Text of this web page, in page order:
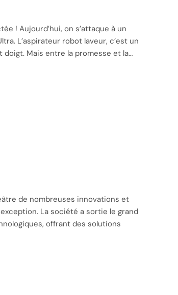
! Aujourd’hui, on s’attaque à un
L’aspirateur robot laveur, c’est un
Mais entre la promesse et la…
de nombreuses innovations et
La société a sortie le grand
offrant des solutions